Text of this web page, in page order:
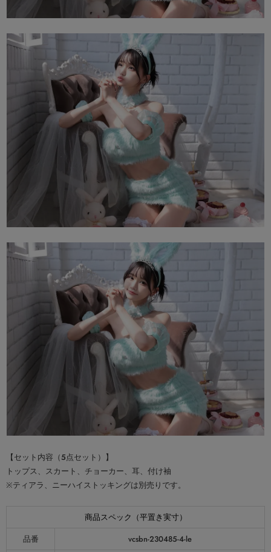
【セット内容（5点セット）】
トップス、スカート、チョーカー、耳、付け袖
※ティアラ、ニーハイストッキングは別売りです。
商品スペック（平置き実寸）
品番
vcsbn-230485-4-le